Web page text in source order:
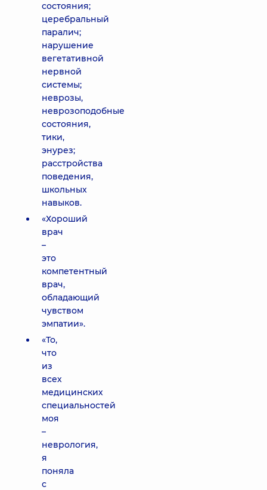
состояния;
церебральный
паралич;
нарушение
вегетативной
нервной
системы;
неврозы,
неврозоподобные
состояния,
тики,
энурез;
расстройства
поведения,
школьных
навыков.
«Хороший
врач
–
это
компетентный
врач,
обладающий
чувством
эмпатии».
«То,
что
из
всех
медицинских
специальностей
моя
–
неврология,
я
поняла
с